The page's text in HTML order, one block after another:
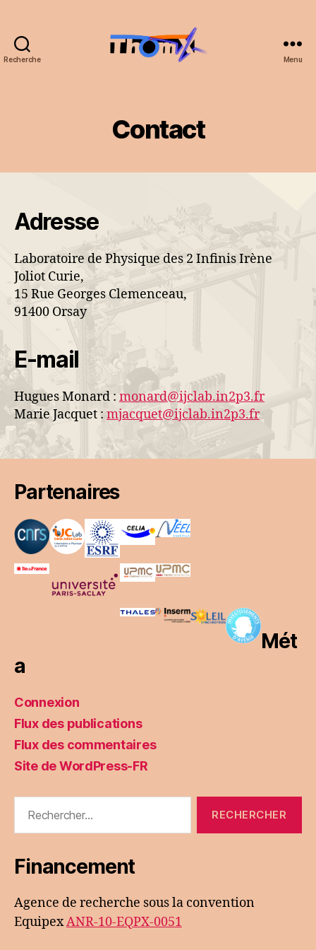
Recherche Menu
Contact
Adresse
Laboratoire de Physique des 2 Infinis Irène
Joliot Curie,
15 Rue Georges Clemenceau,
91400 Orsay
E-mail
Hugues Monard : monard@ijclab.in2p3.fr
Marie Jacquet : mjacquet@ijclab.in2p3.fr
Partenaires
Mét
a
Connexion
Flux des publications
Flux des commentaires
Site de WordPress-FR
Financement
Agence de recherche sous la convention
EquipexANR-10-EQPX-0051